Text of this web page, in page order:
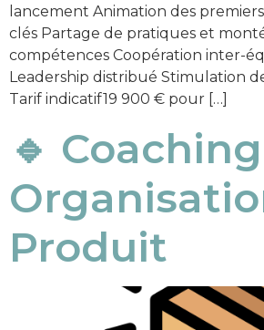
lancement Animation des
clés Partage de pratiques et
compétences Coopération inter-
Leadership distribué Stimulation
Tarif indicatif19 900 € pour […]
🔹 Coaching
Produit